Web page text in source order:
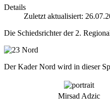
Details
Zuletzt aktualisiert:
Die Schiedsrichter der 2.
Der Kader Nord wird in dieser
Mirsad Adzic